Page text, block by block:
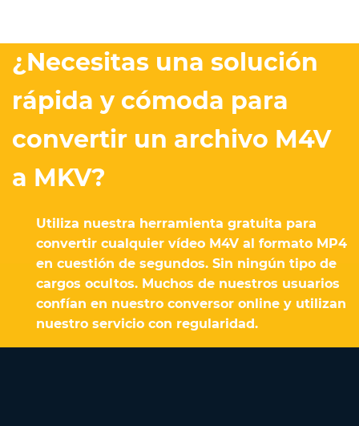
¿Necesitas una solución
rápida y cómoda para
convertir un archivo M4V
a MKV?
Utiliza nuestra herramienta gratuita para
convertir cualquier vídeo M4V al formato MP4
en cuestión de segundos. Sin ningún tipo de
cargos ocultos. Muchos de nuestros usuarios
confían en nuestro conversor online y utilizan
nuestro servicio con regularidad.